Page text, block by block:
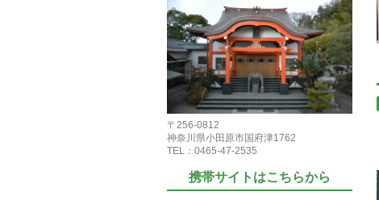
〒256-0812
神奈川県小田原市国府津1762
TEL：0465-47-2535
携帯サイトはこちらから